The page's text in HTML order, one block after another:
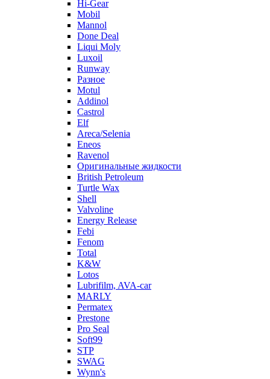
Hi-Gear
Mobil
Mannol
Done Deal
Liqui Moly
Luxoil
Runway
Разное
Motul
Addinol
Castrol
Elf
Areca/Selenia
Eneos
Ravenol
Оригинальные жидкости
British Petroleum
Turtle Wax
Shell
Valvoline
Energy Release
Febi
Fenom
Total
K&W
Lotos
Lubrifilm, AVA-car
MARLY
Permatex
Prestone
Pro Seal
Soft99
STP
SWAG
Wynn's